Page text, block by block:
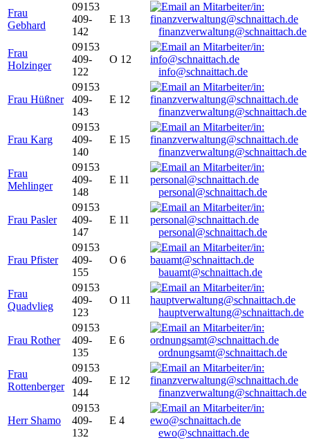
Frau
Gebhard
09153
409-
142
E 13
finanzverwaltung@schnaittach.de
Frau
Holzinger
09153
409-
122
O 12
info@schnaittach.de
Frau Hüßner
09153
409-
143
E 12
finanzverwaltung@schnaittach.de
Frau Karg
09153
409-
140
E 15
finanzverwaltung@schnaittach.de
Frau
Mehlinger
09153
409-
148
E 11
personal@schnaittach.de
Frau Pasler
09153
409-
147
E 11
personal@schnaittach.de
Frau Pfister
09153
409-
155
O 6
bauamt@schnaittach.de
Frau
Quadvlieg
09153
409-
123
O 11
hauptverwaltung@schnaittach.de
Frau Rother
09153
409-
135
E 6
ordnungsamt@schnaittach.de
Frau
Rottenberger
09153
409-
144
E 12
finanzverwaltung@schnaittach.de
Herr Shamo
09153
409-
132
E 4
ewo@schnaittach.de